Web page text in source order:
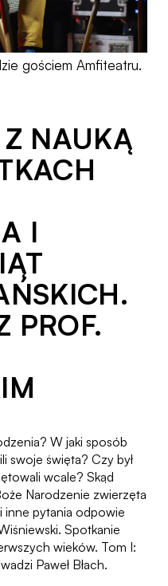
gościem Amfiteatru.
NAUKĄ
I
PROF.
W jaki sposób
swoje święta? Czy był
wcale? Skąd
Narodzenie zwierzęta
inne pytania odpowie
Spotkanie
wieków. Tom I:
Paweł Błach.